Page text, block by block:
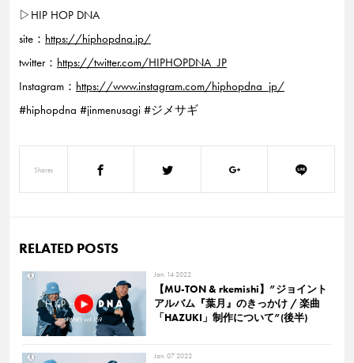
▷HIP HOP DNA
site： https://hiphopdna.jp/
twitter： https://twitter.com/HIPHOPDNA_JP
Instagram： https://www.instagram.com/hiphopdna_jp/
#hiphopdna #jinmenusagi #ジメサギ
Shares
RELATED POSTS
Jan. 14 2022
【MU-TON & rkemishi】”ジョイント
アルバム『葉月』のきっかけ / 楽曲
「HAZUKI」制作について”(後半)
Jan. 07 2022